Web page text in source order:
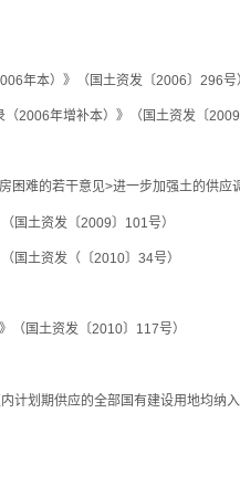
年本）》（国土资发〔2006〕296号
年增补本）》（国土资发〔2009
难的若干意见>进一步加强土的供应
土资发〔2009〕101号）
土资发（〔2010〕34号）
国土资发〔2010〕117号）
划期供应的全部国有建设用地均纳入